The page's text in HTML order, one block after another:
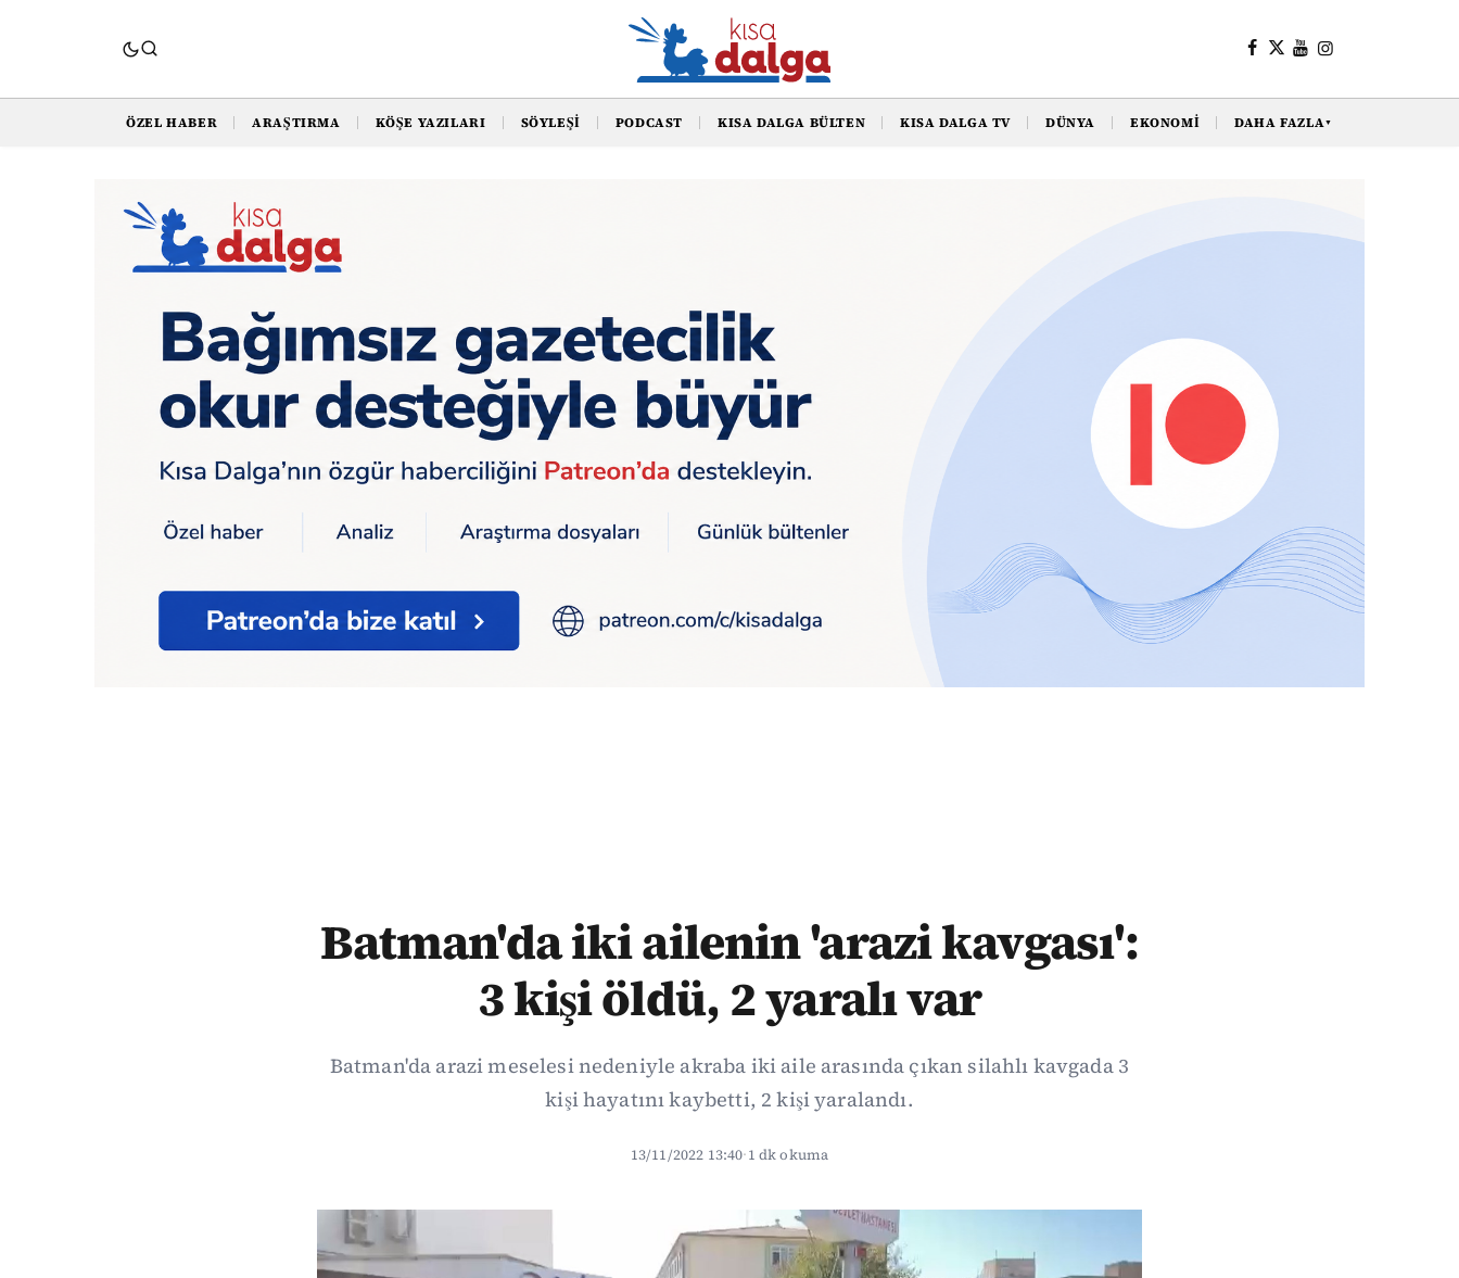
ÖZEL HABER ARAŞTIRMA KÖŞE YAZILARI SÖYLEŞI PODCAST KISA DALGA BÜLTEN KISA DALGA TV DÜNYA EKONOMI DAHA FAZLA▼
Batman'da iki ailenin 'arazi kavgası':
3 kişi öldü, 2 yaralı var
Batman'da arazi meselesi nedeniyle akraba iki aile arasında çıkan silahlı kavgada 3
kişi hayatını kaybetti, 2 kişi yaralandı.
13/11/2022 13:40·1 dk okuma